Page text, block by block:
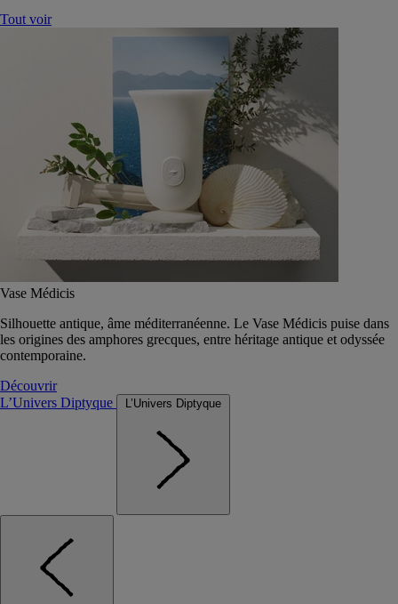
Tout voir
Vase Médicis
Silhouette antique, âme méditerranéenne. Le Vase Médicis puise dans
les origines des amphores grecques, entre héritage antique et odyssée
contemporaine.
Découvrir
L’Univers Diptyque
L’Univers Diptyque